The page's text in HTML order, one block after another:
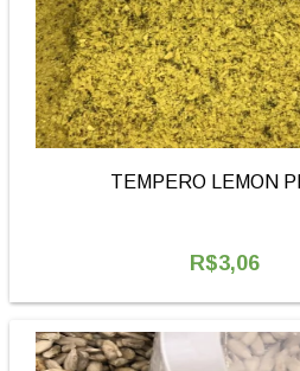
TEMPERO LEMON
R$3,06